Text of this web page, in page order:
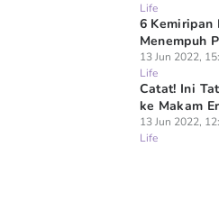
Life
6 Kemiripan
Menempuh
13 Jun 2022,
Life
Catat! Ini
ke Makam
13 Jun 2022,
Life